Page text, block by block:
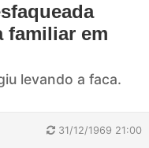
familiar em
levando a faca.
31/12/1969 21:00